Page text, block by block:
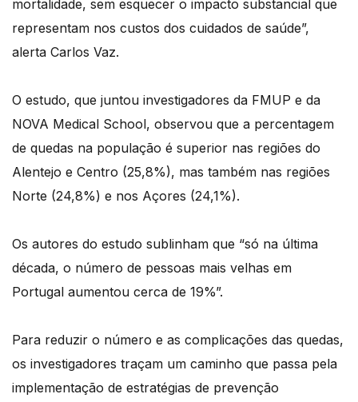
mortalidade, sem esquecer o impacto substancial que
representam nos custos dos cuidados de saúde”,
alerta Carlos Vaz.
O estudo, que juntou investigadores da FMUP e da
NOVA Medical School, observou que a percentagem
de quedas na população é superior nas regiões do
Alentejo e Centro (25,8%), mas também nas regiões
Norte (24,8%) e nos Açores (24,1%).
Os autores do estudo sublinham que “só na última
década, o número de pessoas mais velhas em
Portugal aumentou cerca de 19%”.
Para reduzir o número e as complicações das quedas,
os investigadores traçam um caminho que passa pela
implementação de estratégias de prevenção